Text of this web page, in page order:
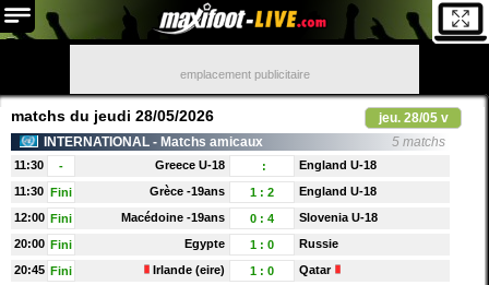
emplacement publicitaire
matchs du jeudi 28/05/2026 jeu. 28/05v
INTERNATIONAL - Matchs amicaux 5 matchs
11:30 - Greece U-18 :
England U-18
11:30
Fini Grèce -19ans 1 : 2
England U-18
12:00
Fini Macédoine -19ans 0 : 4
Slovenia U-18
20:00
Fini Egypte 1 : 0
Russie
20:45
Fini Irlande (eire) 1 : 0 Qatar